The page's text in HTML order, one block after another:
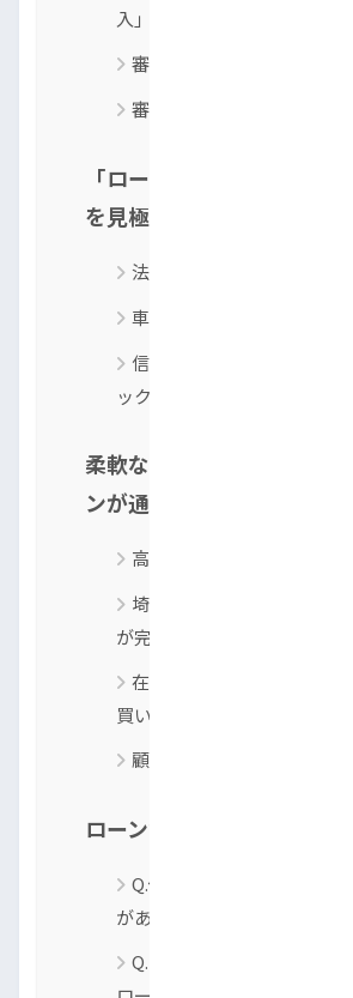
入」
審査通過率を高める3つのコ
審査に必要な書類一覧
「ローンが通らない人」を
を見極める方法
法外な手数料や不透明な諸
車両の状態が著しく悪い
信頼できる販売店の見極め
ックポイント
柔軟な独自審査！「トップ
ンが通らない人に選ばれる
高い審査通過率を実現
埼玉の店舗から「全国対応
が完結
在庫にない車もOK！専門ス
買い付けサービス
顧客に寄り添う姿勢と豊富
ローンが通らない人からの
Q.債務整理・任意整理や自
があっても車は買えますか？
Q. パートやアルバイト、年